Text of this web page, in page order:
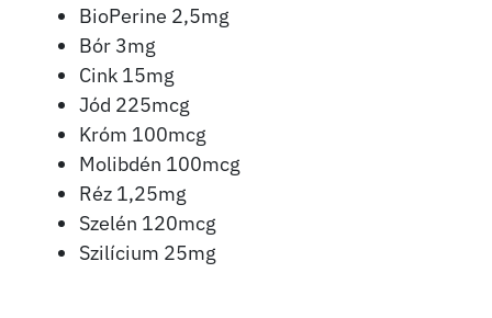
BioPerine 2,5mg
Bór 3mg
Cink 15mg
Jód 225mcg
Króm 100mcg
Molibdén 100mcg
Réz 1,25mg
Szelén 120mcg
Szilícium 25mg